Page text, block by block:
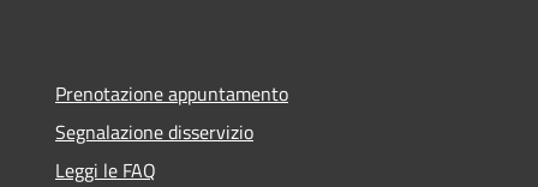
Prenotazione appuntamento
Segnalazione disservizio
Leggi le FAQ